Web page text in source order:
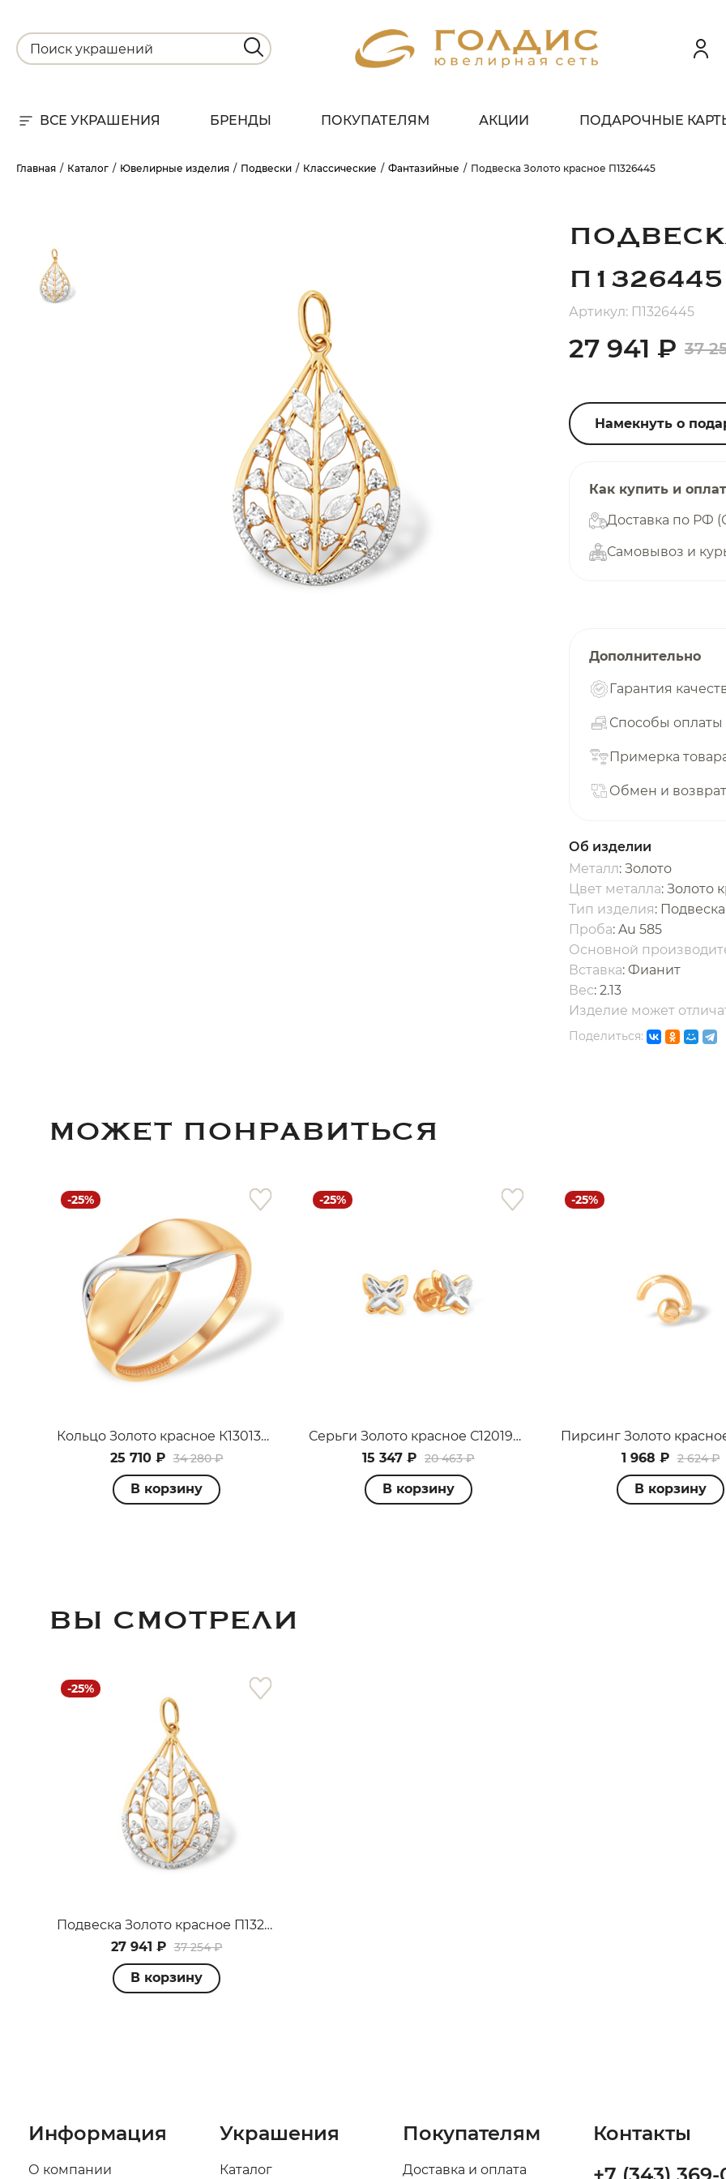
ВСЕ УКРАШЕНИЯ БРЕНДЫ ПОКУПАТЕЛЯМ АКЦИИ ПОДАРОЧНЫЕ
Главная Каталог Ювелирные изделия Подвески Классические Фантазийные Подвеска Золото красное П1326445
П1326445
Артикул: П1326445
27 941 ₽ 37
Намекнуть о
Как купить и
Доставка по РФ
Самовывоз и
Дополнительно
Гарантия
Способы оплаты
Примерка
Обмен и возврат
Об изделии
Металл: Золото
Цвет металла: Золото
Тип изделия: Подвеска
Проба: Au 585
Основной
Вставка: Фианит
Вес: 2.13
Изделие может
Поделиться:
МОЖЕТ ПОНРАВИТЬСЯ
-25%
Кольцо Золото красное К13013870
25 710 ₽ 34 280 ₽
В корзину
-25%
Серьги Золото красное С12019916
15 347 ₽ 20 463 ₽
В корзину
-25%
1 968 ₽ 2 624 ₽
В корзину
ВЫ СМОТРЕЛИ
-25%
Подвеска Золото красное П1326445
27 941 ₽ 37 254 ₽
В корзину
Информация
О компании
Украшения
Каталог
Покупателям
Доставка и оплата
Контакты
БЕЗ ПЕРЕПЛАТ
Добавляйте товары в корзину
Оплачивайте сегодня только
25
каждые 2 недели
раз в 2
Остались вопросы?
8 800 302-02-51
plait.ru